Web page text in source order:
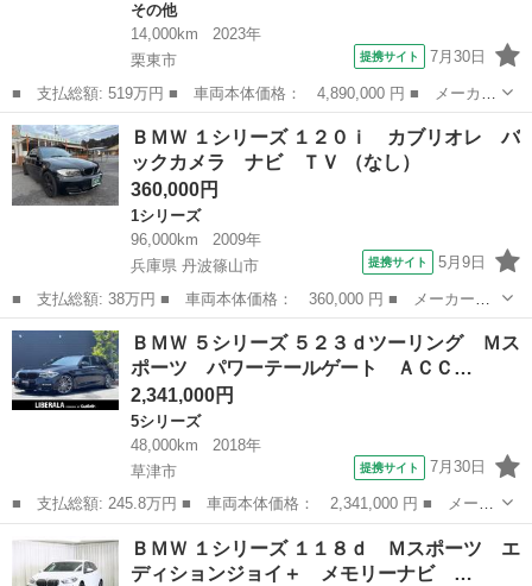
その他
14,000km
2023年
栗東市
提携サイト 7月30日
■ 支払総額: 519万円 ■ 車両本体価格： 4,890,000 円 ■ メーカー
名： ＢＭＷ ■ 車種名： Ｘ３ ■ グレード名： ｘＤｒｉｖｅ
２０ｄ Ｍスポーツ ３６０°ビューカメラ 革 Ｗエアコン オート
マチック...
滋賀 栗東市
ＢＭＷ １シリーズ １２０ｉ カブリオレ バ
ックカメラ ナビ ＴＶ （なし）
360,000円
1シリーズ
96,000km
2009年
兵庫県 丹波篠山市
提携サイト 5月9日
■ 支払総額: 38万円 ■ 車両本体価格： 360,000 円 ■ メーカー
名： ＢＭＷ ■ 車種名： １シリーズ ■ グレード名： １２０
ｉ カブリオレ バックカメラ ナビ ＴＶ ■ 排気量： 2000cc
■ ドア枚...
兵庫 丹波篠山市 1シリーズ
ＢＭＷ ５シリーズ ５２３ｄツーリング Ｍス
ポーツ パワーテールゲート ＡＣＣ…
2,341,000円
5シリーズ
48,000km
2018年
草津市
提携サイト 7月30日
■ 支払総額: 245.8万円 ■ 車両本体価格： 2,341,000 円 ■ メーカ
ー名： ＢＭＷ ■ 車種名： ５シリーズ ■ グレード名： ５２３
ｄツーリング Ｍスポーツ パワーテールゲート ＡＣＣ 純正アル
ミホイー...
滋賀 草津市
ＢＭＷ １シリーズ １１８ｄ Ｍスポーツ エ
ディションジョイ＋ メモリーナビ …